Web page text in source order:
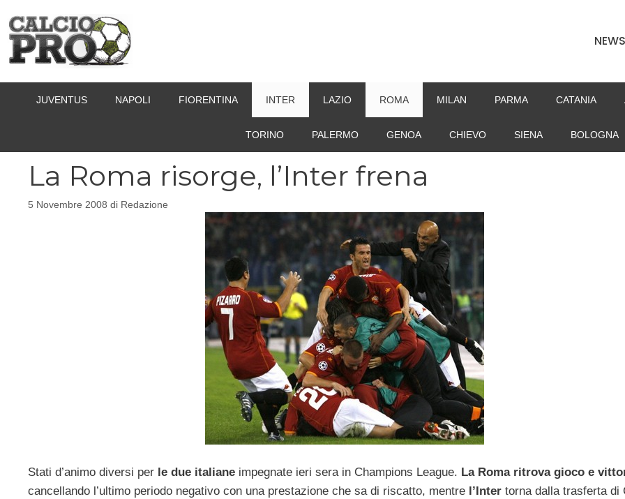
contenuto
NEWS
JUVENTUS NAPOLI FIORENTINA INTER LAZIO ROMA MILAN PARMA CATANIA
TORINO PALERMO GENOA CHIEVO SIENA BOLOGNA
La Roma risorge, l’Inter frena
5 Novembre 2008 di Redazione
Stati d’animo diversi per le due italiane impegnate ieri sera in Champions League. La Roma ritrova gioco e
cancellando l’ultimo periodo negativo con una prestazione che sa di riscatto, mentre l’Inter torna dalla trasferta di